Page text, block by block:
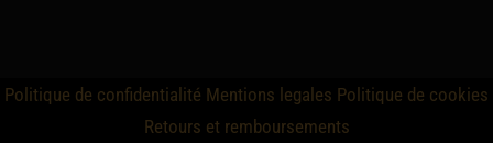
Politique de confidentialité Mentions legales Politique de cookies
Retours et remboursements